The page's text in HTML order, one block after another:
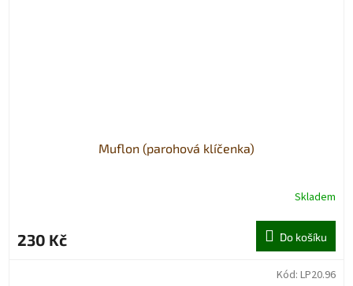
Muflon (parohová klíčenka)
Skladem
230 Kč Do košíku
Kód: LP20.96